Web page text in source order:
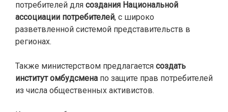
потребителей для создания Национальной
ассоциации потребителей, с широко
разветвленной системой представительств в
регионах.
Также министерством предлагается создать
институт омбудсмена по защите прав потребителей
из числа общественных активистов.